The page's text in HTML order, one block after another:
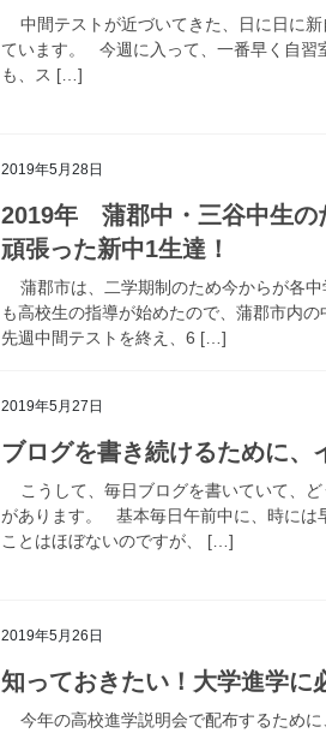
中間テストが近づいてきた、日に日に新
ています。 今週に入って、一番早く自
も、ス […]
2019年5月28日
2019年 蒲郡中・三谷中生の
頑張った新中1生達！
蒲郡市は、二学期制のため今からが各
も高校生の指導が始めたので、蒲郡市内
先週中間テストを終え、6 […]
2019年5月27日
ブログを書き続けるために、
こうして、毎日ブログを書いていて、
があります。 基本毎日午前中に、時には
ことはほぼないのですが、 […]
2019年5月26日
知っておきたい！大学進学に
今年の高校進学説明会で配布するため